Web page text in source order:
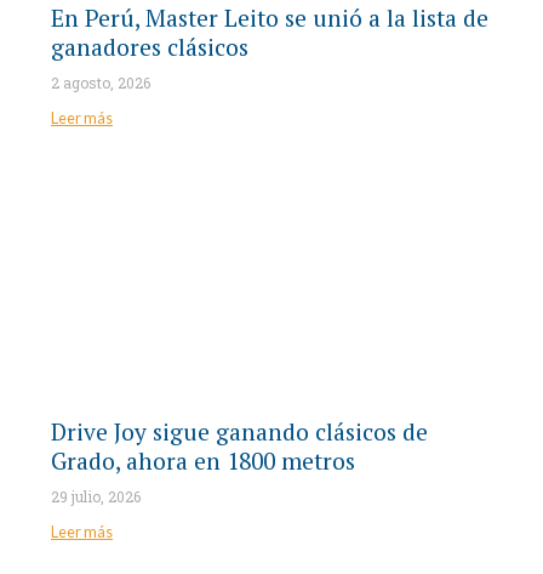
En Perú, Master Leito se unió a la lista de
ganadores clásicos
2 agosto, 2026
Leer más
Drive Joy sigue ganando clásicos de
Grado, ahora en 1800 metros
29 julio, 2026
Leer más